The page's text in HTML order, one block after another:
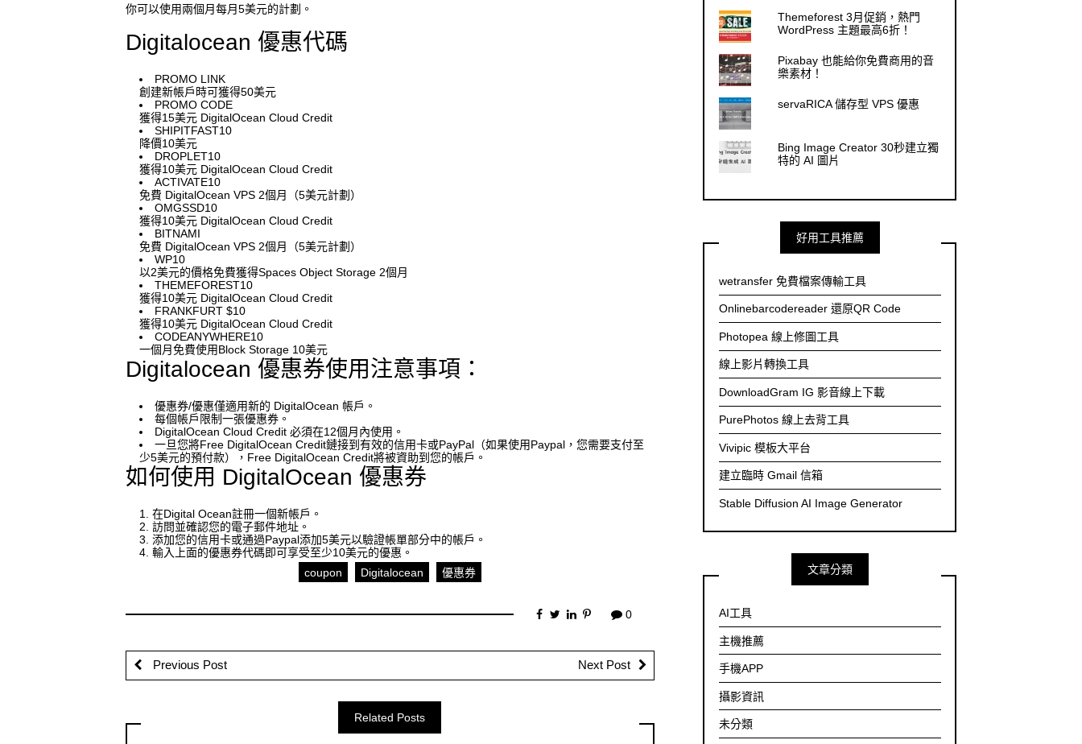
你可以使用兩個月每月5美元的計劃。
Digitalocean 優惠代碼
PROMO LINK
創建新帳戶時可獲得50美元
PROMO CODE
獲得15美元 DigitalOcean Cloud Credit
SHIPITFAST10
降價10美元
DROPLET10
獲得10美元 DigitalOcean Cloud Credit
ACTIVATE10
免費 DigitalOcean VPS 2個月（5美元計劃）
OMGSSD10
獲得10美元 DigitalOcean Cloud Credit
BITNAMI
免費 DigitalOcean VPS 2個月（5美元計劃）
WP10
以2美元的價格免費獲得Spaces Object Storage 2個月
THEMEFOREST10
獲得10美元 DigitalOcean Cloud Credit
FRANKFURT $10
獲得10美元 DigitalOcean Cloud Credit
CODEANYWHERE10
一個月免費使用Block Storage 10美元
Digitalocean 優惠券使用注意事項：
優惠券/優惠僅適用新的 DigitalOcean 帳戶。
每個帳戶限制一張優惠券。
DigitalOcean Cloud Credit 必須在12個月內使用。
一旦您將Free DigitalOcean Credit鏈接到有效的信用卡或PayPal（如果使用Paypal，您需要支付至
少5美元的預付款），Free DigitalOcean Credit將被資助到您的帳戶。
如何使用 DigitalOcean 優惠券
在Digital Ocean註冊一個新帳戶。
訪問並確認您的電子郵件地址。
添加您的信用卡或通過Paypal添加5美元以驗證帳單部分中的帳戶。
輸入上面的優惠券代碼即可享受至少10美元的優惠。
coupon
Digitalocean 優惠券
0
Previous Post Next Post
Related Posts
Themeforest 3月促銷，熱門
WordPress 主題最高6折！
Pixabay 也能給你免費商用的音
樂素材！
servaRICA 儲存型 VPS 優惠
Bing Image Creator 30秒建立獨
特的 AI 圖片
好用工具推薦
wetransfer 免費檔案傳輸工具
Onlinebarcodereader 還原QR Code
Photopea 線上修圖工具
線上影片轉換工具
DownloadGram IG 影音線上下載
PurePhotos 線上去背工具
Vivipic 模板大平台
建立臨時 Gmail 信箱
Stable Diffusion AI Image Generator
文章分類
AI工具
主機推薦
手機APP
攝影資訊
未分類